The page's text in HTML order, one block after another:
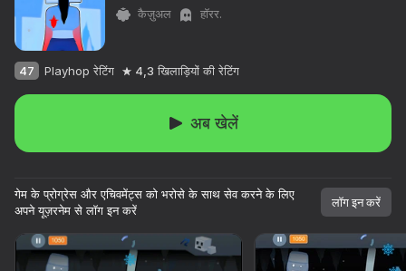
सभी मुफ्त।
सभी आपके।
कैज़ुअल
हॉरर.
47 Playhop रेटिंग 4,3 खिलाड़ियों की रेटिंग
अब खेलें
गेम के प्रोग्रेस और एचिवमेंट्स को भरोसे के साथ सेव करने के लिए
अपने यूज़रनेम से लॉग इन करें
लॉग इन करें